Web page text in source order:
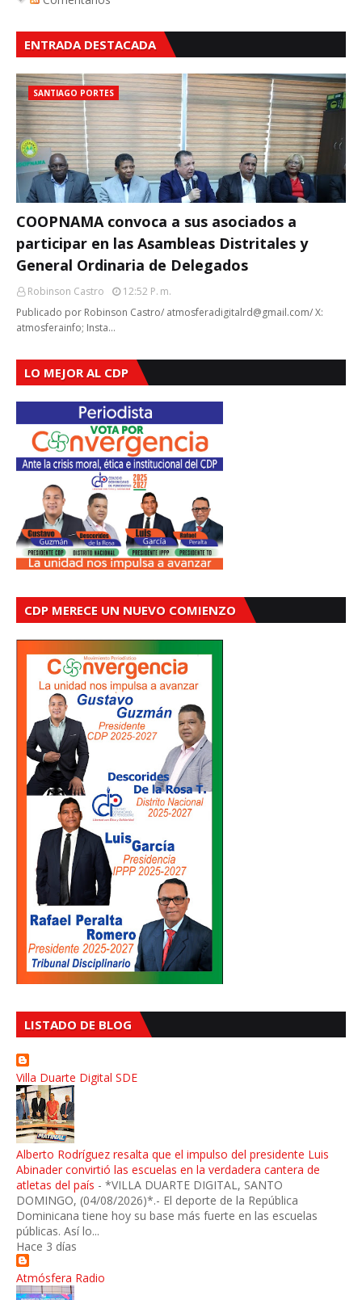
ENTRADA DESTACADA
SANTIAGO PORTES
COOPNAMA convoca a sus asociados a
participar en las Asambleas Distritales y
General Ordinaria de Delegados
Robinson Castro
12:52 P. M.
Publicado por Robinson Castro/ atmosferadigitalrd@gmail.com/ X:
atmosferainfo; Insta…
LO MEJOR AL CDP
CDP MERECE UN NUEVO COMIENZO
LISTADO DE BLOG
Villa Duarte Digital SDE
Alberto Rodríguez resalta que el impulso del presidente Luis
Abinader convirtió las escuelas en la verdadera cantera de
atletas del país - *VILLA DUARTE DIGITAL, SANTO
DOMINGO, (04/08/2026)*.- El deporte de la República
Dominicana tiene hoy su base más fuerte en las escuelas
públicas. Así lo...
Hace 3 días
Atmósfera Radio